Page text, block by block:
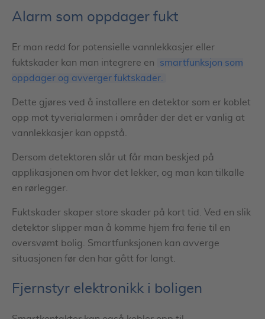
Alarm som oppdager fukt
Er man redd for potensielle vannlekkasjer eller
fuktskader kan man integrere en
smartfunksjon som
oppdager og avverger fuktskader.
Dette gjøres ved å installere en detektor som er koblet
opp mot tyverialarmen i områder der det er vanlig at
vannlekkasjer kan oppstå.
Dersom detektoren slår ut får man beskjed på
applikasjonen om hvor det lekker, og man kan tilkalle
en rørlegger.
Fuktskader skaper store skader på kort tid. Ved en slik
detektor slipper man å komme hjem fra ferie til en
oversvømt bolig. Smartfunksjonen kan avverge
situasjonen før den har gått for langt.
Fjernstyr elektronikk i boligen